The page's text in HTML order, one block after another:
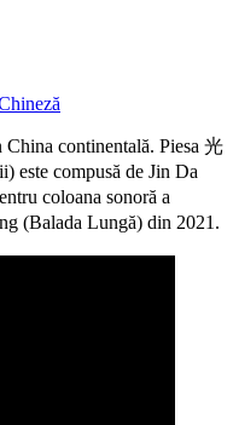
China continentală. Piesa 光
este compusă de Jin Da
coloana sonoră a
(Balada Lungă) din 2021.